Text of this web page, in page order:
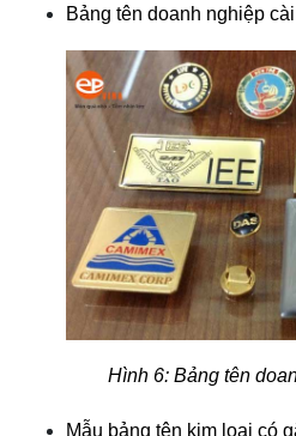
Bảng tên doanh nghiệp
Hình 6: Bảng tên
Mẫu bảng tên kim loại có